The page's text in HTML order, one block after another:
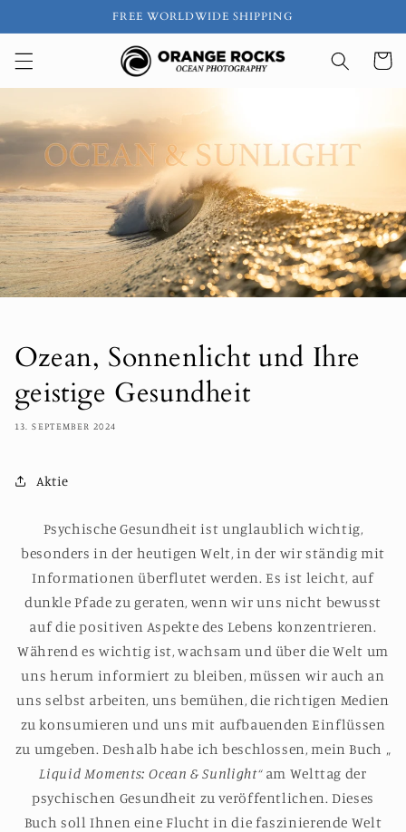
Inhalt
FREE WORLDWIDE SHIPPING
Ozean, Sonnenlicht und Ihre
geistige Gesundheit
13. SEPTEMBER 2024
Aktie
Psychische Gesundheit ist unglaublich wichtig,
besonders in der heutigen Welt, in der wir ständig mit
Informationen überflutet werden. Es ist leicht, auf
dunkle Pfade zu geraten, wenn wir uns nicht bewusst
auf die positiven Aspekte des Lebens konzentrieren.
Während es wichtig ist, wachsam und über die Welt um
uns herum informiert zu bleiben, müssen wir auch an
uns selbst arbeiten, uns bemühen, die richtigen Medien
zu konsumieren und uns mit aufbauenden Einflüssen
zu umgeben. Deshalb habe ich beschlossen, mein Buch „
Liquid Moments: Ocean & Sunlight“am Welttag der
psychischen Gesundheit zu veröffentlichen. Dieses
Buch soll Ihnen eine Flucht in die faszinierende Welt